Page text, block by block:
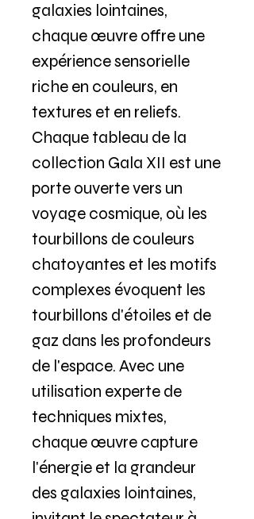
galaxies lointaines,
chaque œuvre offre une
expérience sensorielle
riche en couleurs, en
textures et en reliefs.
Chaque tableau de la
collection Gala XII est une
porte ouverte vers un
voyage cosmique, où les
tourbillons de couleurs
chatoyantes et les motifs
complexes évoquent les
tourbillons d'étoiles et de
gaz dans les profondeurs
de l'espace. Avec une
utilisation experte de
techniques mixtes,
chaque œuvre capture
l'énergie et la grandeur
des galaxies lointaines,